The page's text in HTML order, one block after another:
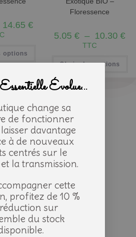
14.65€
options
Floressence
5.05€ – 10.30€
TTC
Choix des options
Évolue...
change sa
de fonctionner
davantage
à de nouveaux
centrés sur le
la transmission.
cette
profitez de 10 %
sur
du stock